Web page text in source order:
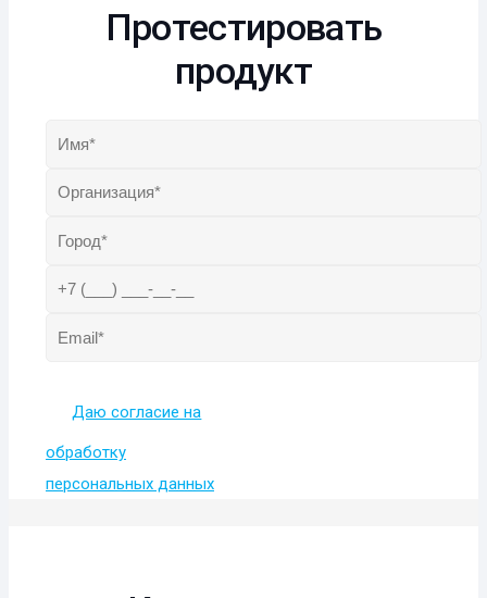
Протестировать
продукт
Даю согласие на
обработку
персональных данных